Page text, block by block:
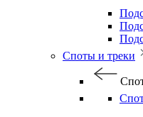
Споты и треки